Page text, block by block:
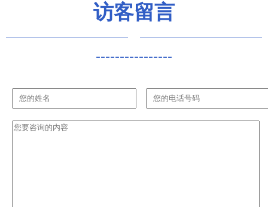
访客留言
----------------